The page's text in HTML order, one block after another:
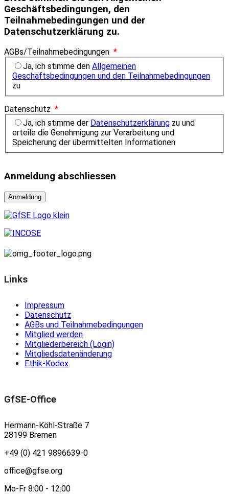
Geschäftsbedingungen, den
Teilnahmebedingungen und der
Datenschutzerklärung zu.
AGBs/Teilnahmebedingungen *
Ja, ich stimme den Allgemeinen
Geschäftsbedingungen und den Teilnahmebedingungen
zu
Datenschutz *
Ja, ich stimme der Datenschutzerklärung zu und
erteile die Genehmigung zur Verarbeitung und
Speicherung der übermittelten Informationen
Anmeldung abschliessen
Links
Impressum
Datenschutz
AGBs und Teilnahmebedingungen
Mitglied werden
Mitgliederbereich (Login)
Mitgliedsdatenänderung
Ethik-Kodex
GfSE-Office
Hermann-Köhl-Straße 7
28199 Bremen
+49 (0) 421 9896639-0
office@gfse.org
Mo-Fr 8:00 - 12:00